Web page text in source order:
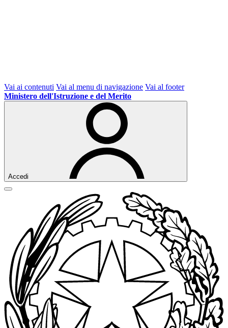
Vai ai contenuti Vai al menu di navigazione Vai al footer
Ministero dell'Istruzione e del Merito
Accedi